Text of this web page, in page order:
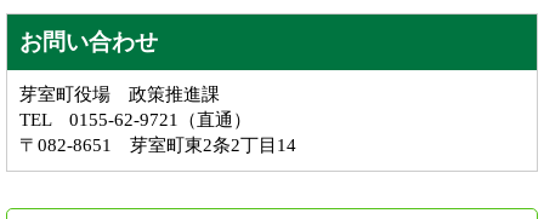
お問い合わせ
芽室町役場 政策推進課
TEL 0155-62-9721（直通）
〒082-8651 芽室町東2条2丁目14